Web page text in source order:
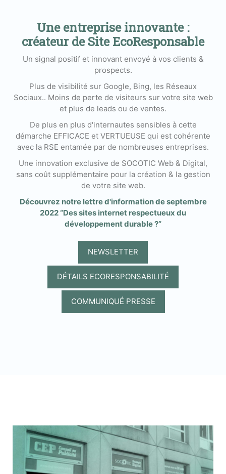
Une entreprise innovante :
créateur de Site EcoResponsable
Un signal positif et innovant envoyé à vos clients &
prospects.
Plus de visibilité sur Google, Bing, les Réseaux
Sociaux.. Moins de perte de visiteurs sur votre site web
et plus de leads ou de ventes.
De plus en plus d'internautes sensibles à cette
démarche EFFICACE et VERTUEUSE qui est cohérente
avec la RSE entamée par de nombreuses entreprises.
Une innovation exclusive de SOCOTIC Web & Digital,
sans coût supplémentaire pour la création & la gestion
de votre site web.
Découvrez notre lettre d'information de septembre
2022 “Des sites internet respectueux du
développement durable ?”
NEWSLETTER
DÉTAILS ECORESPONSABILITÉ
COMMUNIQUÉ PRESSE